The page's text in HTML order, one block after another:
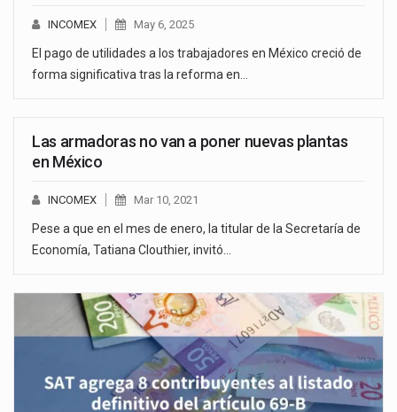
INCOMEX May 6, 2025
El pago de utilidades a los trabajadores en México creció de
forma significativa tras la reforma en…
Las armadoras no van a poner nuevas plantas
en México
INCOMEX Mar 10, 2021
Pese a que en el mes de enero, la titular de la Secretaría de
Economía, Tatiana Clouthier, invitó…